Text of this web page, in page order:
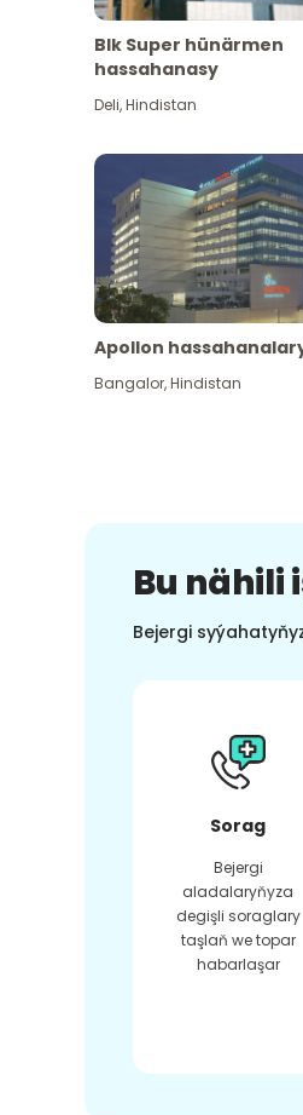
Blk Super hünärmen
hassahanasy
Deli,Hindistan
Apollon
Bangalor,Hindistan
Bu nähili
Bejergi
Sorag
Bejergi
aladalaryňyza
degişli soraglary
taşlaň we topar
habarlaşar